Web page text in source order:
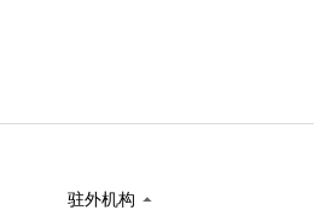
驻外机构